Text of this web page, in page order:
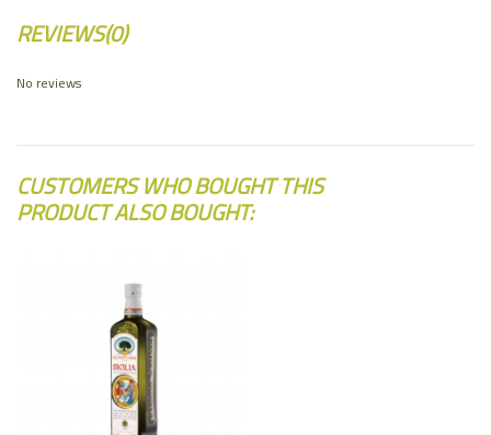
REVIEWS(0)
No reviews
CUSTOMERS WHO BOUGHT THIS
PRODUCT ALSO BOUGHT: